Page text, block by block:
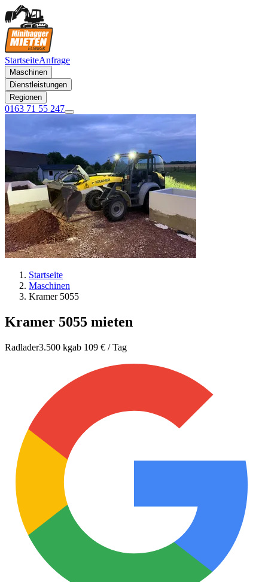
StartseiteAnfrage
Maschinen
Dienstleistungen
Regionen
0163 71 55 247
Startseite
Maschinen
Kramer 5055
Kramer 5055 mieten
Radlader3.500 kgab 109 € / Tag